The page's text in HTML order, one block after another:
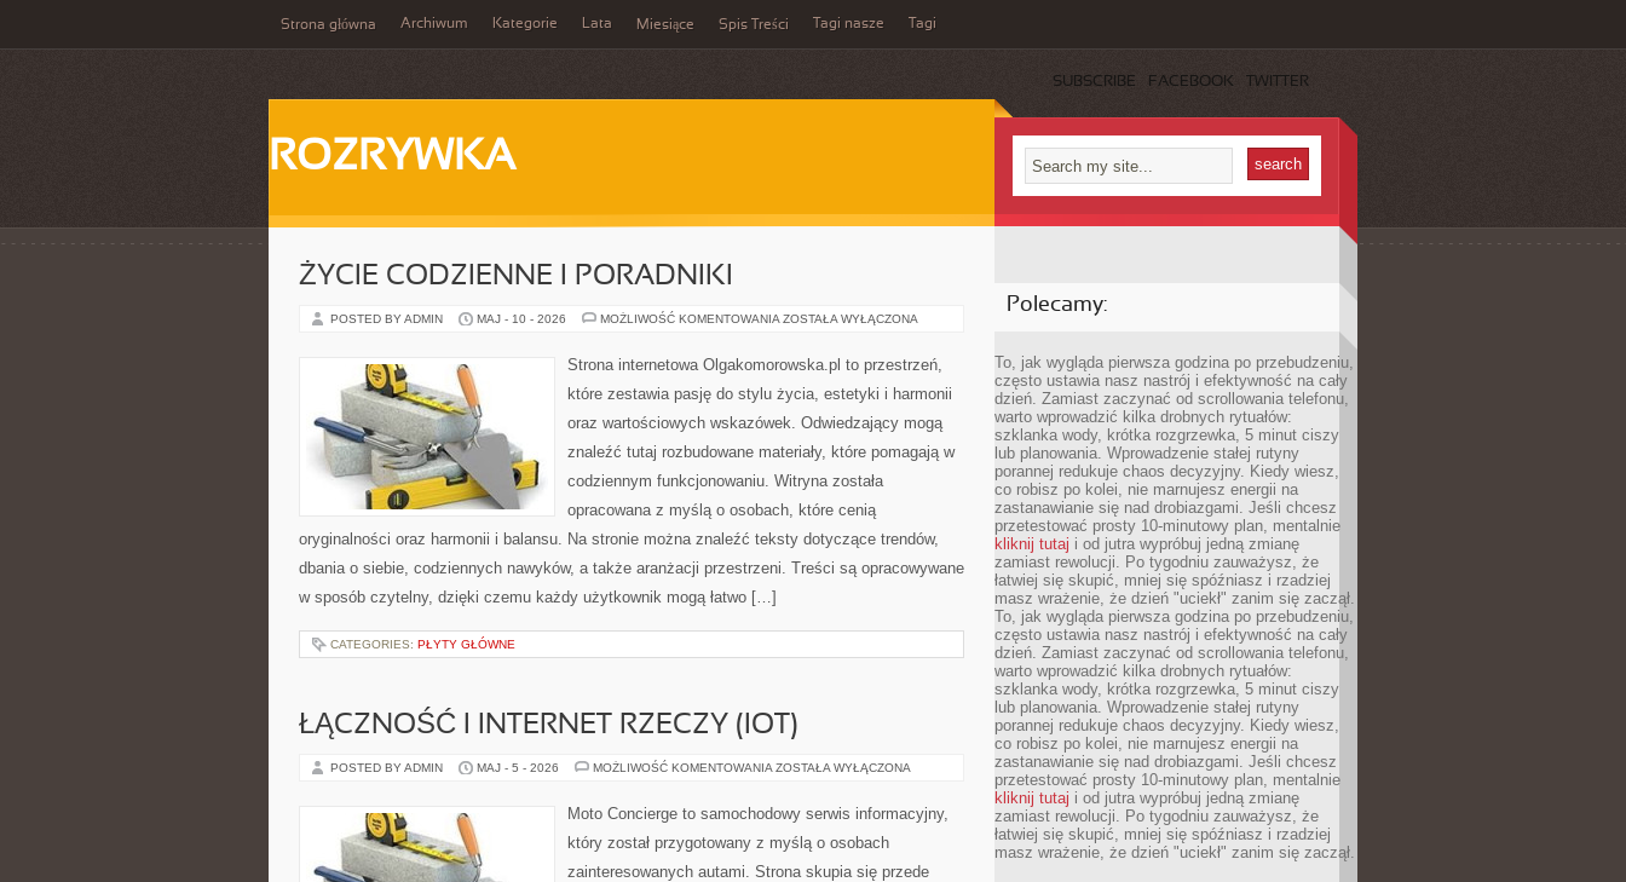
Strona główna Archiwum Kategorie Lata Miesiące Spis Treści Tagi nasze Tagi
SUBSCRIBE FACEBOOK TWITTER
ROZRYWKA
ŻYCIE CODZIENNE I PORADNIKI
POSTED BY ADMIN MAJ - 10 - 2026 MOŻLIWOŚĆ KOMENTOWANIA ŻYCIE
PORADNIKI
ZOSTAŁA WYŁĄCZONA
Strona internetowa Olgakomorowska.pl to przestrzeń,
które zestawia pasję do stylu życia, estetyki i harmonii
oraz wartościowych wskazówek. Odwiedzający mogą
znaleźć tutaj rozbudowane materiały, które pomagają w
codziennym funkcjonowaniu. Witryna została
opracowana z myślą o osobach, które cenią
oryginalności oraz harmonii i balansu. Na stronie można znaleźć teksty dotyczące trendów,
dbania o siebie, codziennych nawyków, a także aranżacji przestrzeni. Treści są opracowywane
w sposób czytelny, dzięki czemu każdy użytkownik mogą łatwo […]
CATEGORIES: PŁYTY GŁÓWNE
ŁĄCZNOŚĆ I INTERNET RZECZY (IOT)
POSTED BY ADMIN MAJ - 5 - 2026 MOŻLIWOŚĆ KOMENTOWANIA ŁĄCZNOŚĆ
(IOT)
ZOSTAŁA WYŁĄCZONA
Moto Concierge to samochodowy serwis informacyjny,
który został przygotowany z myślą o osobach
zainteresowanych autami. Strona skupia się przede
Polecamy:
To, jak wygląda pierwsza godzina po przebudzeniu,
często ustawia nasz nastrój i efektywność na cały
dzień. Zamiast zaczynać od scrollowania telefonu,
warto wprowadzić kilka drobnych rytuałów:
szklanka wody, krótka rozgrzewka, 5 minut ciszy
lub planowania. Wprowadzenie stałej rutyny
porannej redukuje chaos decyzyjny. Kiedy wiesz,
co robisz po kolei, nie marnujesz energii na
zastanawianie się nad drobiazgami. Jeśli chcesz
przetestować prosty 10-minutowy plan, mentalnie
kliknij tutaj i od jutra wypróbuj jedną zmianę
zamiast rewolucji. Po tygodniu zauważysz, że
łatwiej się skupić, mniej się spóźniasz i rzadziej
masz wrażenie, że dzień "uciekł" zanim się zaczął.
To, jak wygląda pierwsza godzina po przebudzeniu,
często ustawia nasz nastrój i efektywność na cały
dzień. Zamiast zaczynać od scrollowania telefonu,
warto wprowadzić kilka drobnych rytuałów:
szklanka wody, krótka rozgrzewka, 5 minut ciszy
lub planowania. Wprowadzenie stałej rutyny
porannej redukuje chaos decyzyjny. Kiedy wiesz,
co robisz po kolei, nie marnujesz energii na
zastanawianie się nad drobiazgami. Jeśli chcesz
przetestować prosty 10-minutowy plan, mentalnie
kliknij tutaj i od jutra wypróbuj jedną zmianę
zamiast rewolucji. Po tygodniu zauważysz, że
łatwiej się skupić, mniej się spóźniasz i rzadziej
masz wrażenie, że dzień "uciekł" zanim się zaczął.